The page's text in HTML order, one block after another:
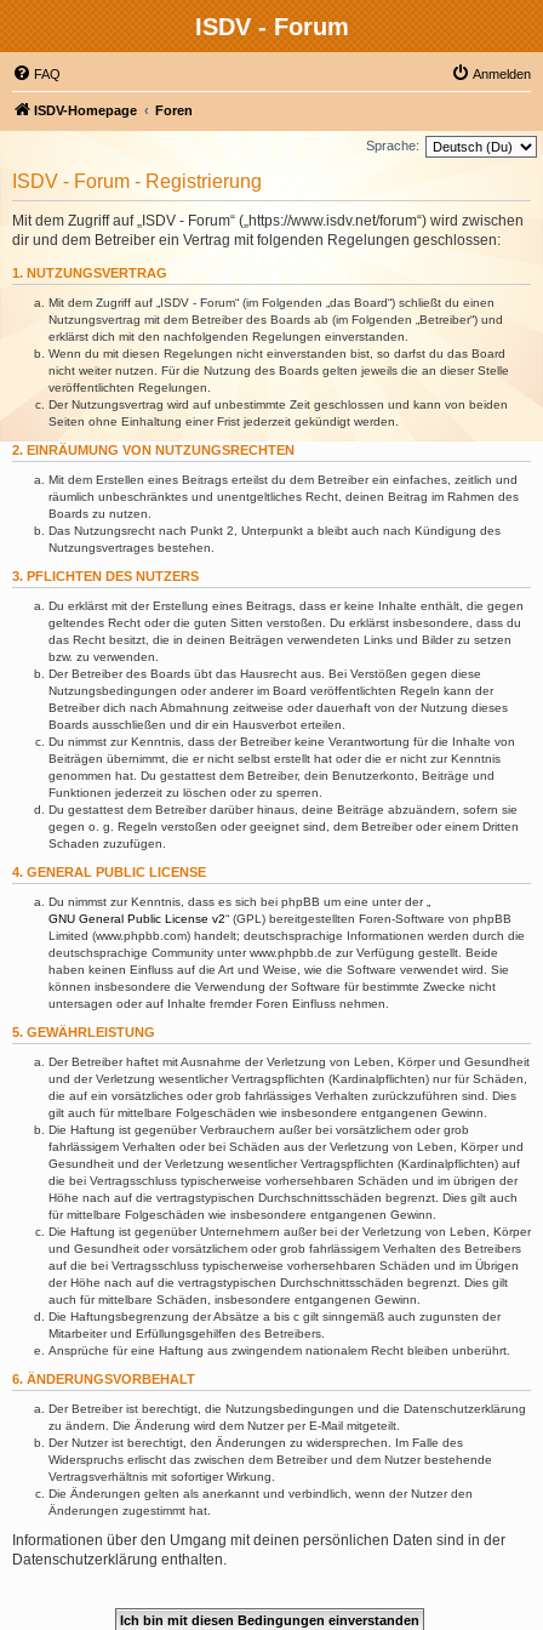
ISDV - Forum
FAQ Anmelden
ISDV-Homepage Foren
Sprache:
ISDV - Forum - Registrierung
Mit dem Zugriff auf „ISDV - Forum“ („https://www.isdv.net/forum“) wird zwischen
dir und dem Betreiber ein Vertrag mit folgenden Regelungen geschlossen:
1. NUTZUNGSVERTRAG
Mit dem Zugriff auf „ISDV - Forum“ (im Folgenden „das Board“) schließt du einen
Nutzungsvertrag mit dem Betreiber des Boards ab (im Folgenden „Betreiber“) und
erklärst dich mit den nachfolgenden Regelungen einverstanden.
Wenn du mit diesen Regelungen nicht einverstanden bist, so darfst du das Board
nicht weiter nutzen. Für die Nutzung des Boards gelten jeweils die an dieser Stelle
veröffentlichten Regelungen.
Der Nutzungsvertrag wird auf unbestimmte Zeit geschlossen und kann von beiden
Seiten ohne Einhaltung einer Frist jederzeit gekündigt werden.
2. EINRÄUMUNG VON NUTZUNGSRECHTEN
Mit dem Erstellen eines Beitrags erteilst du dem Betreiber ein einfaches, zeitlich und
räumlich unbeschränktes und unentgeltliches Recht, deinen Beitrag im Rahmen des
Boards zu nutzen.
Das Nutzungsrecht nach Punkt 2, Unterpunkt a bleibt auch nach Kündigung des
Nutzungsvertrages bestehen.
3. PFLICHTEN DES NUTZERS
Du erklärst mit der Erstellung eines Beitrags, dass er keine Inhalte enthält, die gegen
geltendes Recht oder die guten Sitten verstoßen. Du erklärst insbesondere, dass du
das Recht besitzt, die in deinen Beiträgen verwendeten Links und Bilder zu setzen
bzw. zu verwenden.
Der Betreiber des Boards übt das Hausrecht aus. Bei Verstößen gegen diese
Nutzungsbedingungen oder anderer im Board veröffentlichten Regeln kann der
Betreiber dich nach Abmahnung zeitweise oder dauerhaft von der Nutzung dieses
Boards ausschließen und dir ein Hausverbot erteilen.
Du nimmst zur Kenntnis, dass der Betreiber keine Verantwortung für die Inhalte von
Beiträgen übernimmt, die er nicht selbst erstellt hat oder die er nicht zur Kenntnis
genommen hat. Du gestattest dem Betreiber, dein Benutzerkonto, Beiträge und
Funktionen jederzeit zu löschen oder zu sperren.
Du gestattest dem Betreiber darüber hinaus, deine Beiträge abzuändern, sofern sie
gegen o. g. Regeln verstoßen oder geeignet sind, dem Betreiber oder einem Dritten
Schaden zuzufügen.
4. GENERAL PUBLIC LICENSE
Du nimmst zur Kenntnis, dass es sich bei phpBB um eine unter der „
GNU General Public License v2“ (GPL) bereitgestellten Foren-Software von phpBB
Limited (www.phpbb.com) handelt; deutschsprachige Informationen werden durch die
deutschsprachige Community unter www.phpbb.de zur Verfügung gestellt. Beide
haben keinen Einfluss auf die Art und Weise, wie die Software verwendet wird. Sie
können insbesondere die Verwendung der Software für bestimmte Zwecke nicht
untersagen oder auf Inhalte fremder Foren Einfluss nehmen.
5. GEWÄHRLEISTUNG
Der Betreiber haftet mit Ausnahme der Verletzung von Leben, Körper und Gesundheit
und der Verletzung wesentlicher Vertragspflichten (Kardinalpflichten) nur für Schäden,
die auf ein vorsätzliches oder grob fahrlässiges Verhalten zurückzuführen sind. Dies
gilt auch für mittelbare Folgeschäden wie insbesondere entgangenen Gewinn.
Die Haftung ist gegenüber Verbrauchern außer bei vorsätzlichem oder grob
fahrlässigem Verhalten oder bei Schäden aus der Verletzung von Leben, Körper und
Gesundheit und der Verletzung wesentlicher Vertragspflichten (Kardinalpflichten) auf
die bei Vertragsschluss typischerweise vorhersehbaren Schäden und im übrigen der
Höhe nach auf die vertragstypischen Durchschnittsschäden begrenzt. Dies gilt auch
für mittelbare Folgeschäden wie insbesondere entgangenen Gewinn.
Die Haftung ist gegenüber Unternehmern außer bei der Verletzung von Leben, Körper
und Gesundheit oder vorsätzlichem oder grob fahrlässigem Verhalten des Betreibers
auf die bei Vertragsschluss typischerweise vorhersehbaren Schäden und im Übrigen
der Höhe nach auf die vertragstypischen Durchschnittsschäden begrenzt. Dies gilt
auch für mittelbare Schäden, insbesondere entgangenen Gewinn.
Die Haftungsbegrenzung der Absätze a bis c gilt sinngemäß auch zugunsten der
Mitarbeiter und Erfüllungsgehilfen des Betreibers.
Ansprüche für eine Haftung aus zwingendem nationalem Recht bleiben unberührt.
6. ÄNDERUNGSVORBEHALT
Der Betreiber ist berechtigt, die Nutzungsbedingungen und die Datenschutzerklärung
zu ändern. Die Änderung wird dem Nutzer per E-Mail mitgeteilt.
Der Nutzer ist berechtigt, den Änderungen zu widersprechen. Im Falle des
Widerspruchs erlischt das zwischen dem Betreiber und dem Nutzer bestehende
Vertragsverhältnis mit sofortiger Wirkung.
Die Änderungen gelten als anerkannt und verbindlich, wenn der Nutzer den
Änderungen zugestimmt hat.
Informationen über den Umgang mit deinen persönlichen Daten sind in der
Datenschutzerklärung enthalten.